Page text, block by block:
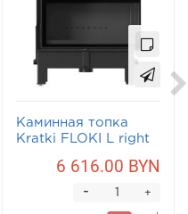
Каминная топка
Kratki FLOKI L right
6 616.00 BYN
+
-